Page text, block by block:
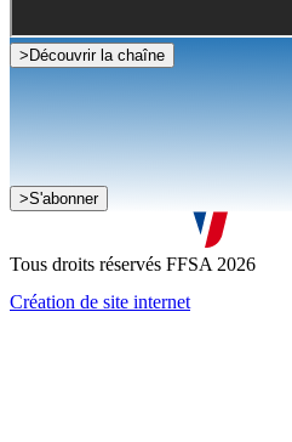
> Découvrir la chaîne
Je souhaite recevoir la newsletter
J'accepte que mes informations
politique de confidentialité
>S'abonner
Tous droits réservés FFSA 2026
Création de site internet